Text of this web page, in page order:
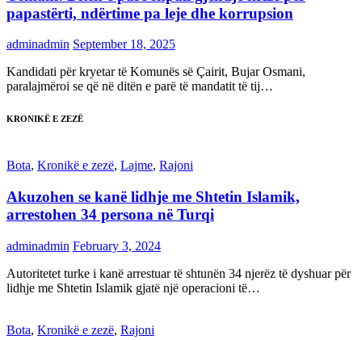
papastërti, ndërtime pa leje dhe korrupsion
adminadmin September 18, 2025
Kandidati për kryetar të Komunës së Çairit, Bujar Osmani,
paralajmëroi se që në ditën e parë të mandatit të tij…
KRONIKË E ZEZË
Bota, Kronikë e zezë, Lajme, Rajoni
Akuzohen se kanë lidhje me Shtetin Islamik,
arrestohen 34 persona në Turqi
adminadmin February 3, 2024
Autoritetet turke i kanë arrestuar të shtunën 34 njerëz të dyshuar për
lidhje me Shtetin Islamik gjatë një operacioni të…
Bota, Kronikë e zezë, Rajoni